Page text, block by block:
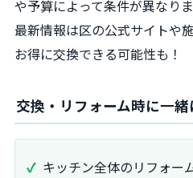
や予算によって条件が異なりま
最新情報は区の公式サイトや
お得に交換できる可能性も！
交換・リフォーム時に一
キッチン全体のリフォー